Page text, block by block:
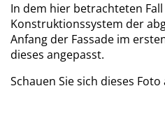
In dem hier betrachteten
Konstruktionssystem der
Anfang der Fassade im
dieses angepasst.
Schauen Sie sich dieses Foto